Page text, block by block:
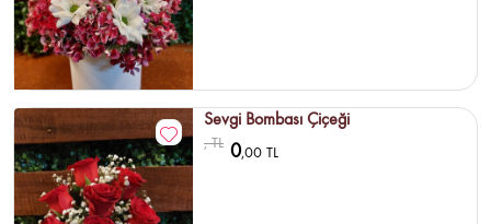
Sevgi Bombası Çiçeği
, TL 0,00 TL